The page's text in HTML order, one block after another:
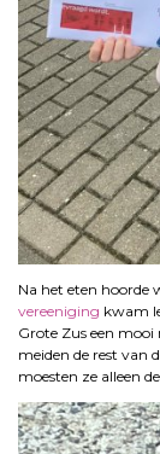
Na het eten hoorde
vereeniging kwam
Grote Zus een
meiden de rest van
moesten ze alleen